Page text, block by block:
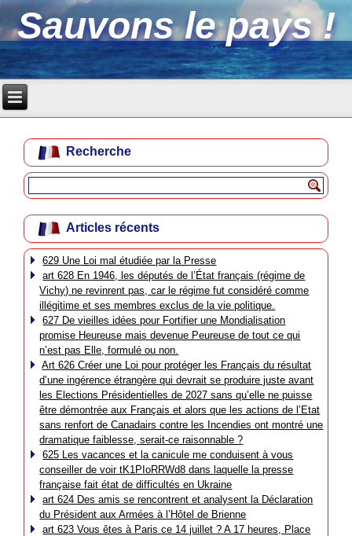
Sauvons le pays !
Recherche
Articles récents
629 Une Loi mal étudiée par la Presse
art 628 En 1946, les députés de l’État français (régime de
Vichy) ne revinrent pas, car le régime fut considéré comme
illégitime et ses membres exclus de la vie politique.
627 De vieilles idées pour Fortifier une Mondialisation
promise Heureuse mais devenue Peureuse de tout ce qui
n’est pas Elle, formulé ou non.
Art 626 Créer une Loi pour protéger les Français du résultat
d’une ingérence étrangère qui devrait se produire juste avant
les Elections Présidentielles de 2027 sans qu’elle ne puisse
être démontrée aux Français et alors que les actions de l’Etat
sans renfort de Canadairs contre les Incendies ont montré une
dramatique faiblesse, serait-ce raisonnable ?
625 Les vacances et la canicule me conduisent à vous
conseiller de voir tK1PIoRRWd8 dans laquelle la presse
française fait état de difficultés en Ukraine
art 624 Des amis se rencontrent et analysent la Déclaration
du Président aux Armées à l’Hôtel de Brienne
art 623 Vous êtes à Paris ce 14 juillet ? A 17 heures, Place